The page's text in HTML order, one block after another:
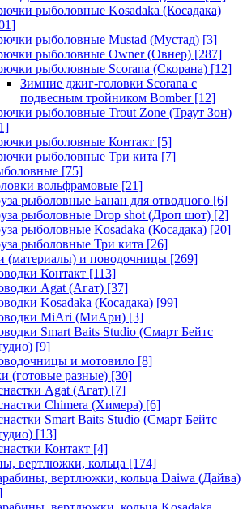
рыболовные Kosadaka (Косадака)
рыболовные Mustad (Мустад) [3]
рыболовные Owner (Овнер) [287]
рыболовные Scorana (Скорана) [12]
Зимние джиг-головки Scorana с
подвесным тройником Bomber[12]
рыболовные Trout Zone (Траут Зон)
рыболовные Контакт [5]
рыболовные Три кита [7]
[75]
вольфрамовые [21]
рыболовные Банан для отводного [6]
рыболовные Drop shot (Дроп шот) [2]
рыболовные Kosadaka (Косадака) [20]
рыболовные Три кита [26]
(материалы) и поводочницы [269]
Контакт [113]
Agat (Агат) [37]
Kosadaka (Косадака) [99]
MiAri (МиАри) [3]
Smart Baits Studio (Смарт Бейтс
[9]
и мотовило [8]
(готовые разные) [30]
Agat (Агат) [7]
Chimera (Химера) [6]
Smart Baits Studio (Смарт Бейтс
[13]
Контакт [4]
вертлюжки, кольца [174]
вертлюжки, кольца Daiwa (Дайва)